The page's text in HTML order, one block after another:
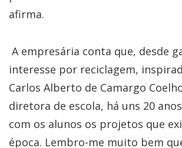
afirma.
A empresária conta que, desde
interesse por reciclagem,
Carlos Alberto de Camargo
diretora de escola, há uns 20
com os alunos os projetos que
época. Lembro-me muito bem